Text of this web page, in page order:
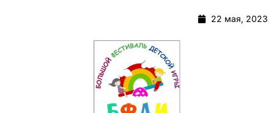
22 мая, 2023